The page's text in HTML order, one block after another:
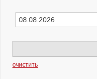
очистить